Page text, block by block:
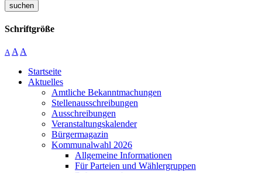
suchen
Schriftgröße
A A A
Startseite
Aktuelles
Amtliche Bekanntmachungen
Stellenausschreibungen
Ausschreibungen
Veranstaltungskalender
Bürgermagazin
Kommunalwahl 2026
Allgemeine Informationen
Für Parteien und Wählergruppen